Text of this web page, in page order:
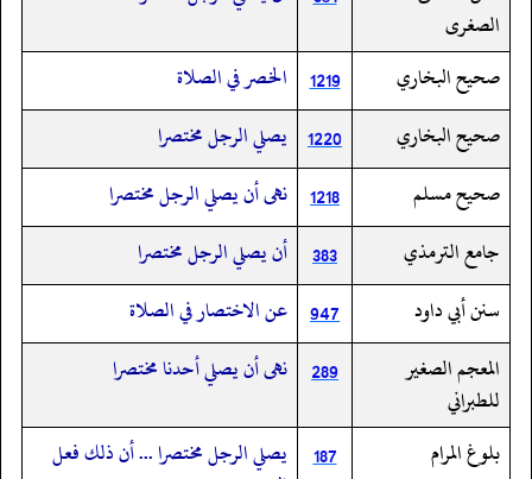
الصغرى
صحيح البخاري 1219
الخصر في الصلاة
صحيح البخاري
1220 يصلي الرجل مختصرا
صحيح مسلم
1218 نهى أن يصلي الرجل مختصرا
جامع الترمذي
383
أن يصلي الرجل مختصرا
سنن أبي داود
947 عن الاختصار في الصلاة
المعجم الصغير
للطبراني
289 نهى أن يصلي أحدنا مختصرا
بلوغ المرام 187
يصلي الرجل مختصرا ... أن ذلك فعل